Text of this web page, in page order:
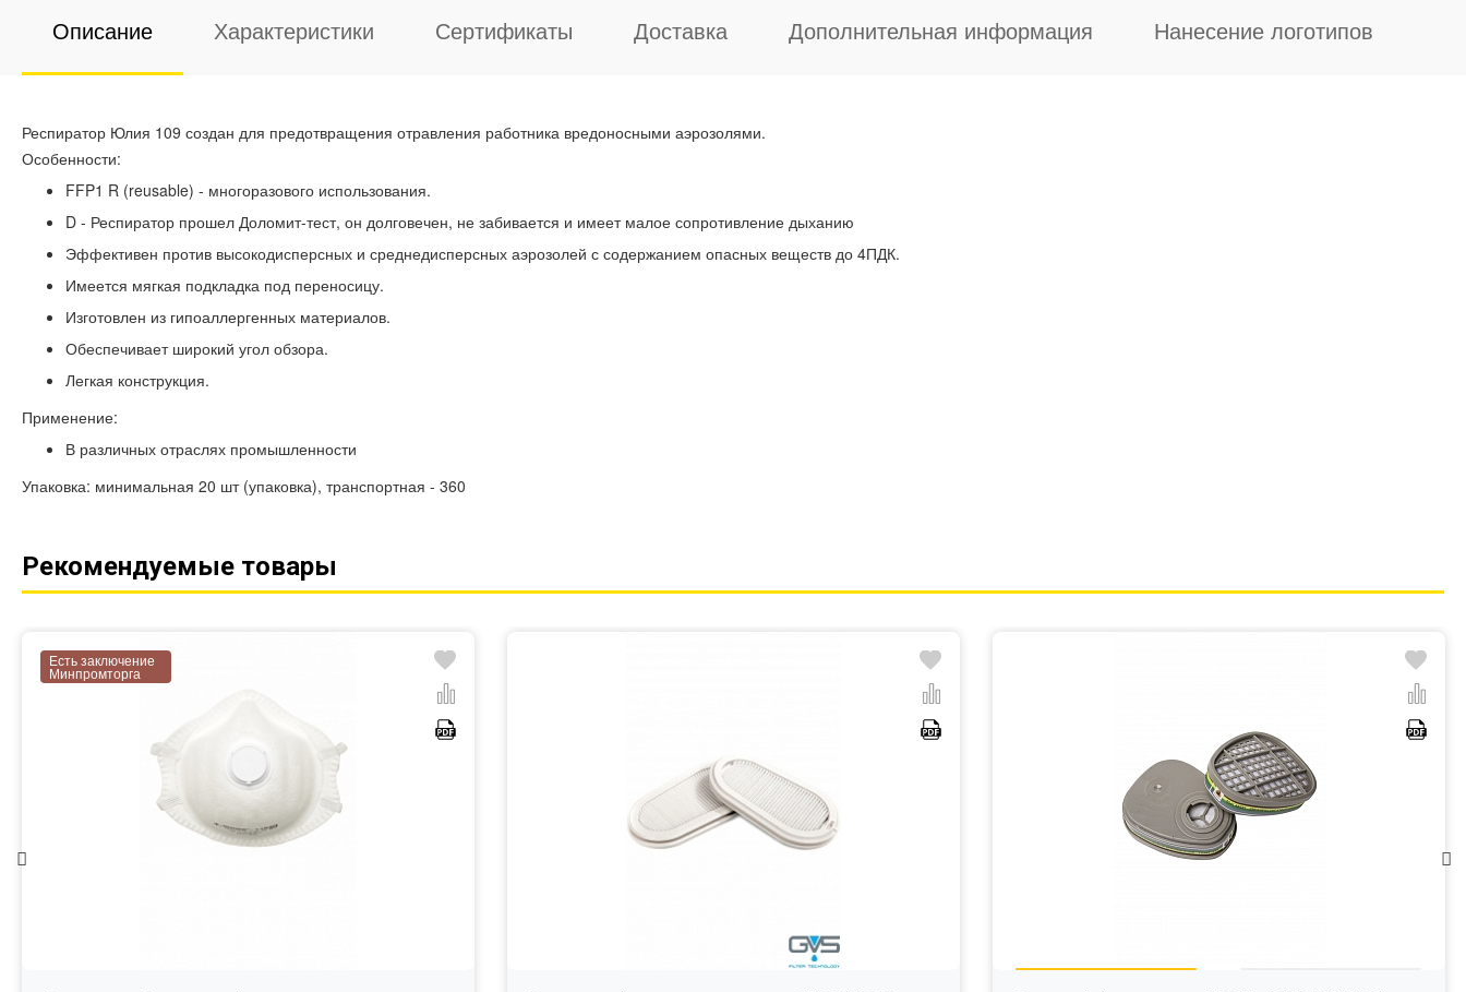
Описание Характеристики Сертификаты Доставка Дополнительная информация Нанесение логотипов
Респиратор Юлия 109 создан для предотвращения отравления работника вредоносными аэрозолями.
Особенности:
FFP1 R (reusable) - многоразового использования.
D - Респиратор прошел Доломит-тест, он долговечен, не забивается и имеет малое сопротивление дыханию
Эффективен против высокодисперсных и среднедисперсных аэрозолей с содержанием опасных веществ до 4ПДК.
Имеется мягкая подкладка под переносицу.
Изготовлен из гипоаллергенных материалов.
Обеспечивает широкий угол обзора.
Легкая конструкция.
Применение:
В различных отраслях промышленности
Упаковка: минимальная 20 шт (упаковка), транспортная - 360
Рекомендуемые товары
Есть заключение
Минпромторга